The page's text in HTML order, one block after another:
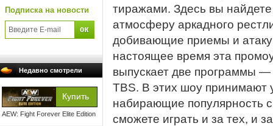
Подписка на новости
Недавно смотрели
AEW: Fight Forever Elite Edition
тиражами. Здесь вы найдете
атмосферу аркадного
добивающие приемы и
настоящее время эта
выпускает две программы
TBS. В этих шоу принимают
набирающие популярность
сможете играть и за тех, и